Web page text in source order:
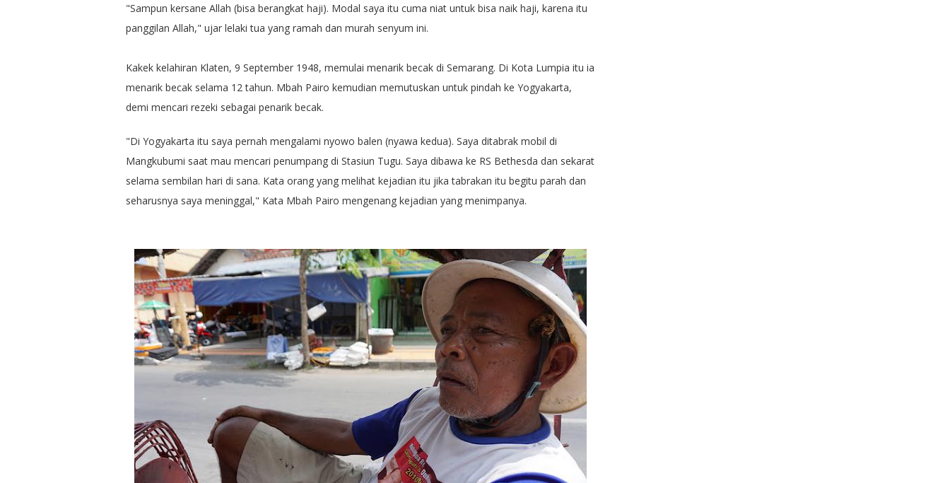
"Sampun kersane Allah (bisa berangkat haji). Modal saya itu cuma niat untuk bisa naik haji, karena itu
panggilan Allah," ujar lelaki tua yang ramah dan murah senyum ini.
Kakek kelahiran Klaten, 9 September 1948, memulai menarik becak di Semarang. Di Kota Lumpia itu ia
menarik becak selama 12 tahun. Mbah Pairo kemudian memutuskan untuk pindah ke Yogyakarta,
demi mencari rezeki sebagai penarik becak.
"Di Yogyakarta itu saya pernah mengalami nyowo balen (nyawa kedua). Saya ditabrak mobil di
Mangkubumi saat mau mencari penumpang di Stasiun Tugu. Saya dibawa ke RS Bethesda dan sekarat
selama sembilan hari di sana. Kata orang yang melihat kejadian itu jika tabrakan itu begitu parah dan
seharusnya saya meninggal," Kata Mbah Pairo mengenang kejadian yang menimpanya.